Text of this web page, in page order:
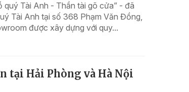
quý Tài Anh - Thần tài gõ cửa” - đã
Tài Anh tại số 368 Phạm Văn Đồng,
được xây dựng với quy...
tại Hải Phòng và Hà Nội